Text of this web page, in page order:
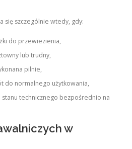
się szczególnie wtedy, gdy:
do przewiezienia,
lub trudny,
pilnie,
do normalnego użytkowania,
stanu technicznego bezpośrednio na
w